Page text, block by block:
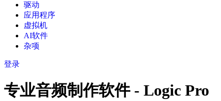
驱动
应用程序
虚拟机
AI软件
杂项
登录
专业音频制作软件 - Logic Pro